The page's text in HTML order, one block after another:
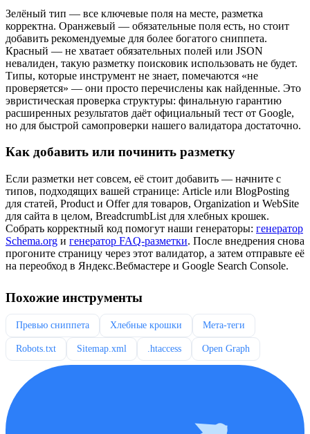
Зелёный тип — все ключевые поля на месте, разметка
корректна. Оранжевый — обязательные поля есть, но стоит
добавить рекомендуемые для более богатого сниппета.
Красный — не хватает обязательных полей или JSON
невалиден, такую разметку поисковик использовать не будет.
Типы, которые инструмент не знает, помечаются «не
проверяется» — они просто перечислены как найденные. Это
эвристическая проверка структуры: финальную гарантию
расширенных результатов даёт официальный тест от Google,
но для быстрой самопроверки нашего валидатора достаточно.
Как добавить или починить разметку
Если разметки нет совсем, её стоит добавить — начните с
типов, подходящих вашей странице: Article или BlogPosting
для статей, Product и Offer для товаров, Organization и WebSite
для сайта в целом, BreadcrumbList для хлебных крошек.
Собрать корректный код помогут наши генераторы: генератор
Schema.org и генератор FAQ-разметки. После внедрения снова
прогоните страницу через этот валидатор, а затем отправьте её
на переобход в Яндекс.Вебмастере и Google Search Console.
Похожие инструменты
Превью сниппета Хлебные крошки Мета-теги
Robots.txt Sitemap.xml .htaccess Open Graph